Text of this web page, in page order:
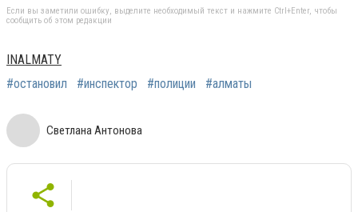
Если вы заметили ошибку, выделите необходимый текст и нажмите Ctrl+Enter, чтобы
сообщить об этом редакции
INALMATY
#остановил
#инспектор #полиции #алматы
Светлана Антонова